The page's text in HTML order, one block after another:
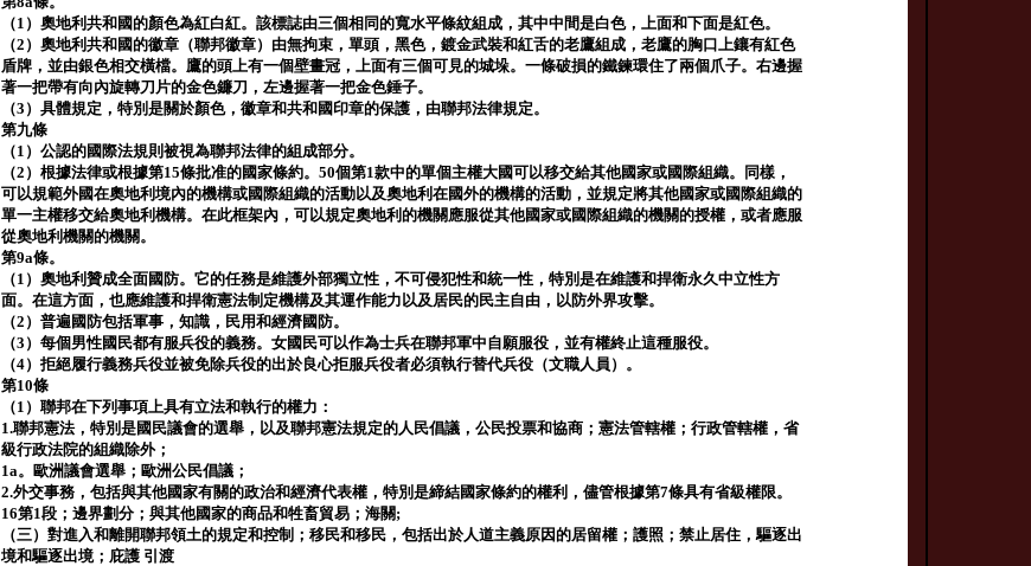
（1）奧地利共和國的顏色為紅白紅。該標誌由三個相同的寬水平條紋組成，其中中間是白色，上面和下面是紅色。
（2）奧地利共和國的徽章（聯邦徽章）由無拘束，單頭，黑色，鍍金武裝和紅舌的老鷹組成，老鷹的胸口上鑲有紅色
盾牌，並由銀色相交橫檔。鷹的頭上有一個壁畫冠，上面有三個可見的城垛。一條破損的鐵鍊環住了兩個爪子。右邊握
著一把帶有向內旋轉刀片的金色鐮刀，左邊握著一把金色錘子。
（3）具體規定，特別是關於顏色，徽章和共和國印章的保護，由聯邦法律規定。
第九條
（1）公認的國際法規則被視為聯邦法律的組成部分。
（2）根據法律或根據第15條批准的國家條約。50個第1款中的單個主權大國可以移交給其他國家或國際組織。同樣，
可以規範外國在奧地利境內的機構或國際組織的活動以及奧地利在國外的機構的活動，並規定將其他國家或國際組織的
單一主權移交給奧地利機構。在此框架內，可以規定奧地利的機關應服從其他國家或國際組織的機關的授權，或者應服
從奧地利機關的機關。
第9a條。
（1）奧地利贊成全面國防。它的任務是維護外部獨立性，不可侵犯性和統一性，特別是在維護和捍衛永久中立性方
面。在這方面，也應維護和捍衛憲法制定機構及其運作能力以及居民的民主自由，以防外界攻擊。
（2）普遍國防包括軍事，知識，民用和經濟國防。
（3）每個男性國民都有服兵役的義務。女國民可以作為士兵在聯邦軍中自願服役，並有權終止這種服役。
（4）拒絕履行義務兵役並被免除兵役的出於良心拒服兵役者必須執行替代兵役（文職人員）。
第10條
（1）聯邦在下列事項上具有立法和執行的權力：
1.聯邦憲法，特別是國民議會的選舉，以及聯邦憲法規定的人民倡議，公民投票和協商；憲法管轄權；行政管轄權，省
級行政法院的組織除外；
1a。歐洲議會選舉；歐洲公民倡議；
2.外交事務，包括與其他國家有關的政治和經濟代表權，​​特別是締結國家條約的權利，儘管根據第7條具有省級權限。
16第1段；邊界劃分；與其他國家的商品和牲畜貿易；海關;
（三）對進入和離開聯邦領土的規定和控制；移民和移民，包括出於人道主義原因的居留權；護照；禁止居住，驅逐出
境和驅逐出境；庇護 引渡